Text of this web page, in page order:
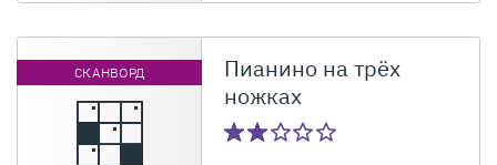
СКАНВОРД
Пианино на трёх
ножках